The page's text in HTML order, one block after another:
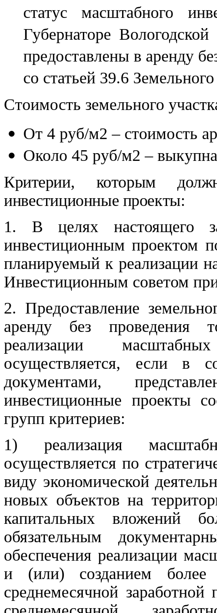
статус масштабного
Губернаторе
предоставлены в аренду
со статьей 39.6
Стоимость земельного
От 4 руб/м2 – стоимость
Около 45 руб/м2 –
​Критерии, которым
инвестиционные проекты:
1. В целях настоящего
инвестиционным проектом
планируемый к реализации
Инвестиционным советом
2. Предоставление
аренду без проведения
реализации
осуществляется, если в
документами,
инвестиционные проекты
групп критериев:
1) реализация
осуществляется по
виду экономической
новых объектов на
капитальных вложений
обязательным
обеспечения реализации
и (или) созданием
среднемесячной